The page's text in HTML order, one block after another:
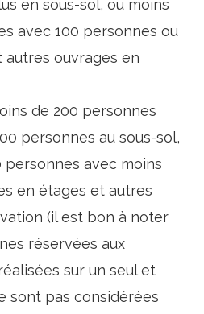
en sous-sol, ou moins
avec 100 personnes ou
ouvrages en
de 200 personnes
personnes au sous-sol,
personnes avec moins
en étages et autres
(il est bon à noter
réservées aux
sur un seul et
sont pas considérées